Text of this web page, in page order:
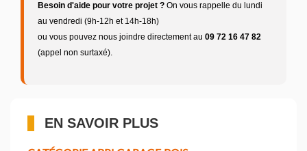
Besoin d'aide pour votre projet ? On vous rappelle du lundi
au vendredi (9h-12h et 14h-18h)
ou vous pouvez nous joindre directement au 09 72 16 47 82
(appel non surtaxé).
EN SAVOIR PLUS